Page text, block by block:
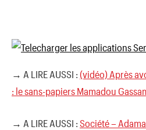
→ A LIRE AUSSI : (vidéo) Après
: le sans-papiers Mamadou
→ A LIRE AUSSI : Société –